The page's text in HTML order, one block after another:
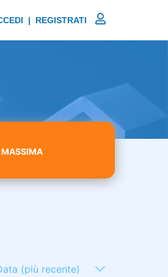
| REGISTRATI
MASSIMA
(più recente)